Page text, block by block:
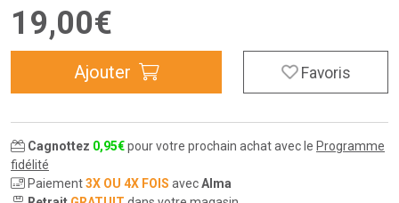
19,00€
Ajouter Favoris
Cagnottez 0,95€pour votre prochain achat avec le Programme
fidélité
Paiement3X OU 4X FOIS avecAlma